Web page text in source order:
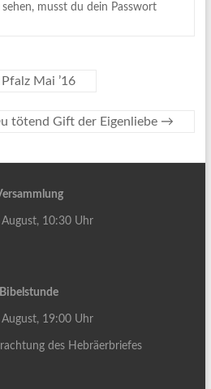
musst du dein Passwort
Mai ’16
tötend Gift der Eigenliebe →
August, 10:30 Uhr
Bibelstunde
August, 19:00 Uhr
des Hebräerbriefes